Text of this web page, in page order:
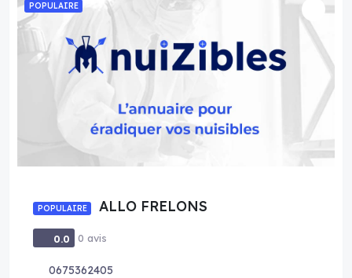
POPULAIRE
POPULAIRE ALLO FRELONS
0.0 0 avis
0675362405